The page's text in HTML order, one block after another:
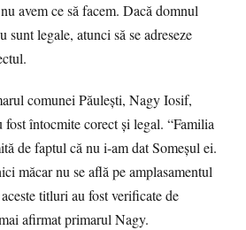
avem ce să facem. Dacă domnul
sunt legale, atunci să se adreseze
comunei Păuleşti, Nagy Iosif,
fost întocmite corect şi legal. “Familia
de faptul că nu i-am dat Someşul ei.
măcar nu se află pe amplasamentul
titluri au fost verificate de
afirmat primarul Nagy.